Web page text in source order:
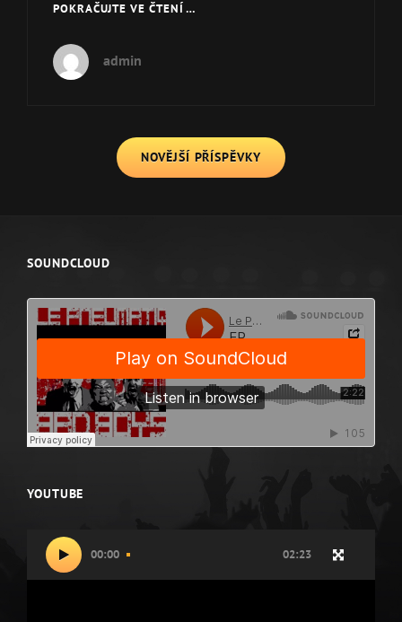
POKRAČUJTE VE ČTENÍ …
admin
NOVĚJŠÍ PŘÍSPĚVKY
SOUNDCLOUD
YOUTUBE
Video
přehrávač
00:00 02:23